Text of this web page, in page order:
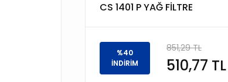
CS 1401 P YAĞ FİLTRE
%40
İNDİRİM
851,29 TL
510,77 TL